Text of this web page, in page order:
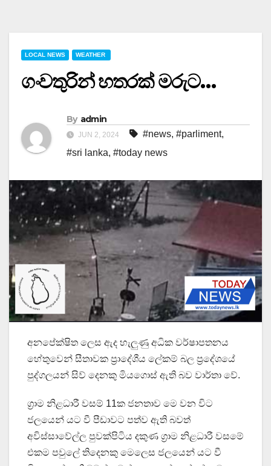
LOCAL NEWS WEATHER
ගංවතුරින් හතරක් මරුට…
By admin
JUN 2, 2024 #news, #parliment,
#sri lanka, #today news
අනපේක්ෂිත ලෙස ඇද හැලුණු අධික වර්ෂාපතනය
හේතුවෙන් සීතාවක ප්‍රාදේශීය ලේකම් බල ප්‍රදේශයේ
පුද්ගලයන් සිව් දෙනකු මියගොස් ඇති බව වාර්තා වේ.
ග්‍රාම නිළධාරී වසම් 11ක ජනතාව මෙ වන විට
ජලයෙන් යට වී පීඩාවට පත්ව ඇති බවත්
අවිස්සාවේල්ල පුවක්පිටිය දකුණ ග්‍රාම නිළධාරී වසමේ
එකම පවුලේ තිදෙනකු මෙලෙස ජලයෙන් යට වී